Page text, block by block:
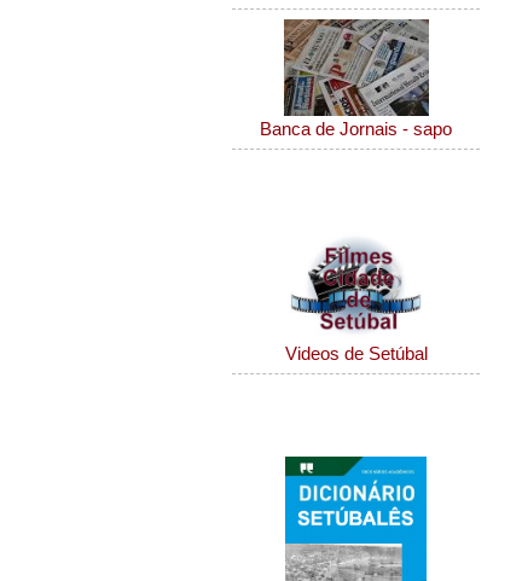
Banca de Jornais - sapo
Videos de Setúbal